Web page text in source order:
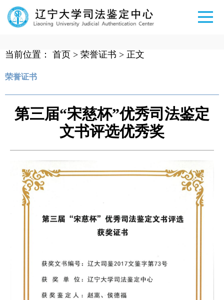
当前位置： 首页 > 荣誉证书 > 正文
荣誉证书
第三届“宋慈杯”优秀司法鉴定
文书评选优秀奖